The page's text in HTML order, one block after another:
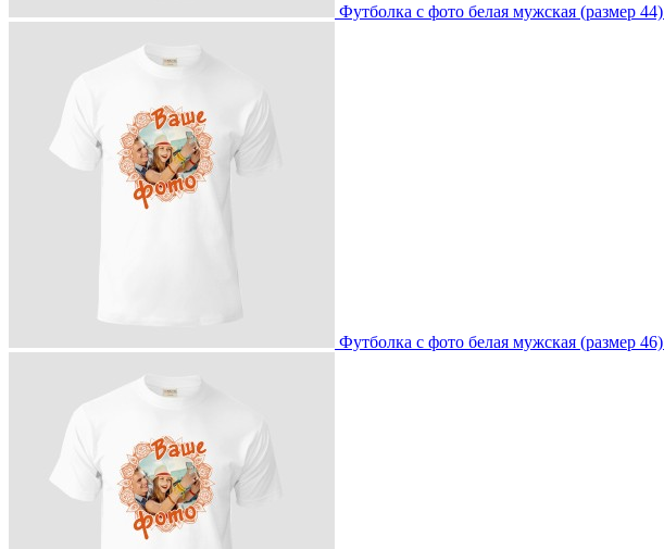
Футболка с фото белая мужская (размер 44)
Футболка с фото белая мужская (размер 46)